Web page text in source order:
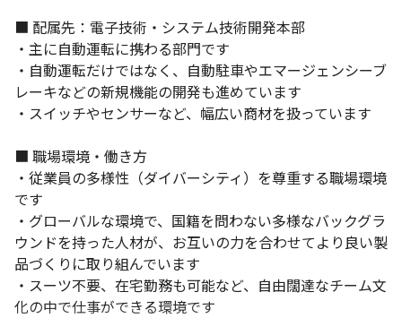
※出典：Forbes
JAPAN（https://forbesjapan.com/articles/detail/38942）
■ 配属先：電子技術・システム技術開発本部
・主に自動運転に携わる部門です
・自動運転だけではなく、自動駐車やエマージェンシーブ
レーキなどの新規機能の開発も進めています
・スイッチやセンサーなど、幅広い商材を扱っています
■ 職場環境・働き方
・従業員の多様性（ダイバーシティ）を尊重する職場環境
です
・グローバルな環境で、国籍を問わない多様なバックグラ
ウンドを持った人材が、お互いの力を合わせてより良い製
品づくりに取り組んでいます
・スーツ不要、在宅勤務も可能など、自由闊達なチーム文
化の中で仕事ができる環境です